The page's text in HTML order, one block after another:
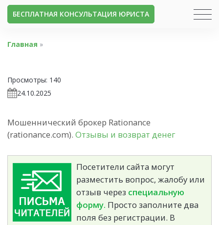
БЕСПЛАТНАЯ КОНСУЛЬТАЦИЯ ЮРИСТА
Главная »
Просмотры: 140
24.10.2025
Мошеннический брокер Rationance
(rationance.com). Отзывы и возврат денег
Посетители сайта могут
разместить вопрос, жалобу или
отзыв через специальную
форму. Просто заполните два
поля без регистрации. В